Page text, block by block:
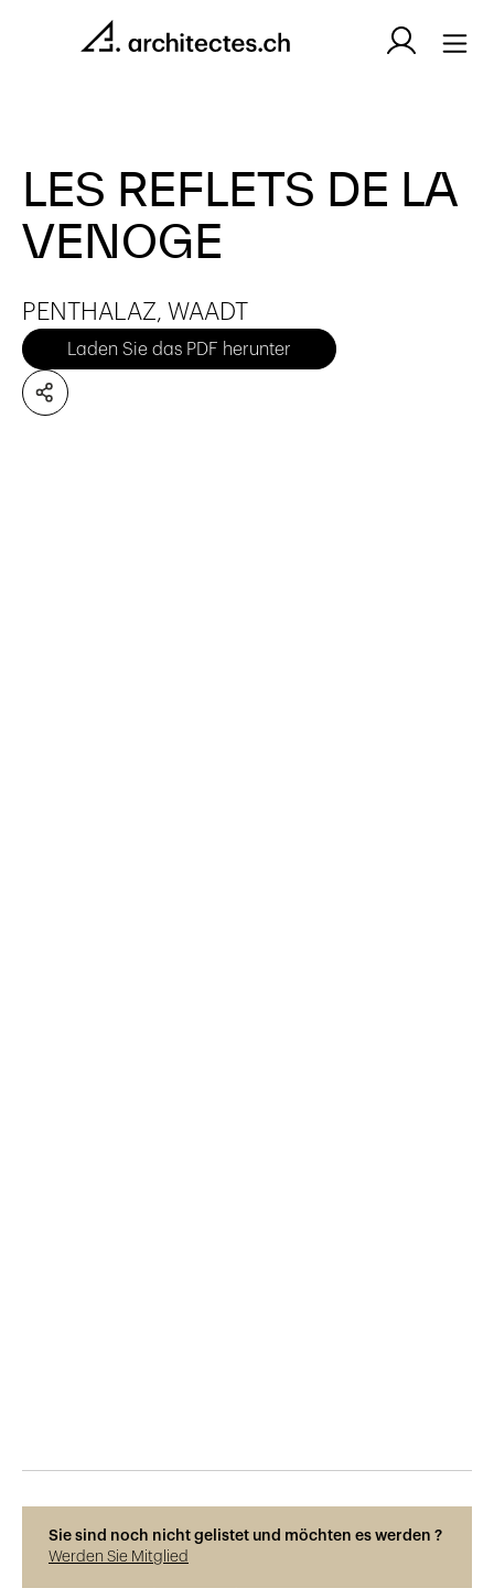
LES REFLETS DE LA
VENOGE
PENTHALAZ, WAADT
Laden Sie das PDF herunter
Sie sind noch nicht gelistet und möchten es werden ?
Werden Sie Mitglied